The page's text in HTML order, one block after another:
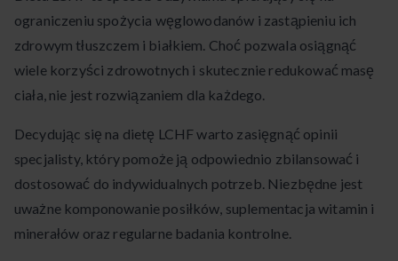
ograniczeniu spożycia węglowodanów i zastąpieniu ich
zdrowym tłuszczem i białkiem. Choć pozwala osiągnąć
wiele korzyści zdrowotnych i skutecznie redukować masę
ciała, nie jest rozwiązaniem dla każdego.
Decydując się na dietę LCHF warto zasięgnąć opinii
specjalisty, który pomoże ją odpowiednio zbilansować i
dostosować do indywidualnych potrzeb. Niezbędne jest
uważne komponowanie posiłków, suplementacja witamin i
minerałów oraz regularne badania kontrolne.